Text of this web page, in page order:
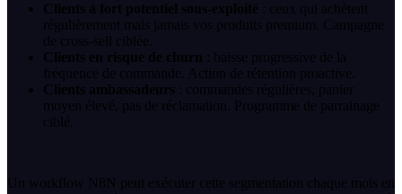
Clients à fort potentiel sous-exploité : ceux qui achètent
régulièrement mais jamais vos produits premium. Campagne
de cross-sell ciblée.
Clients en risque de churn : baisse progressive de la
fréquence de commande. Action de rétention proactive.
Clients ambassadeurs : commandes régulières, panier
moyen élevé, pas de réclamation. Programme de parrainage
ciblé.
Un workflow N8N peut exécuter cette segmentation chaque mois en